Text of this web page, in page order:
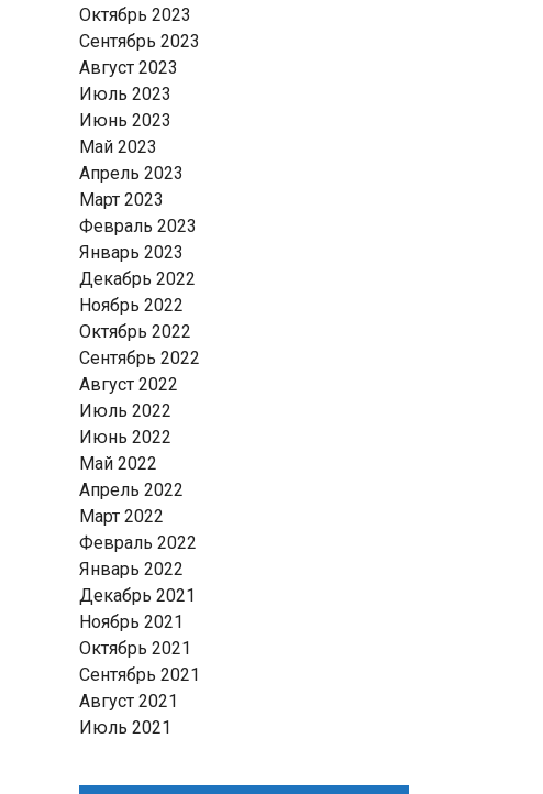
Октябрь 2023
Сентябрь 2023
Август 2023
Июль 2023
Июнь 2023
Май 2023
Апрель 2023
Март 2023
Февраль 2023
Январь 2023
Декабрь 2022
Ноябрь 2022
Октябрь 2022
Сентябрь 2022
Август 2022
Июль 2022
Июнь 2022
Май 2022
Апрель 2022
Март 2022
Февраль 2022
Январь 2022
Декабрь 2021
Ноябрь 2021
Октябрь 2021
Сентябрь 2021
Август 2021
Июль 2021